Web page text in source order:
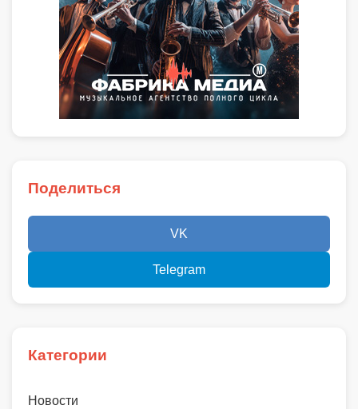
Поделиться
VK
Telegram
Категории
Новости